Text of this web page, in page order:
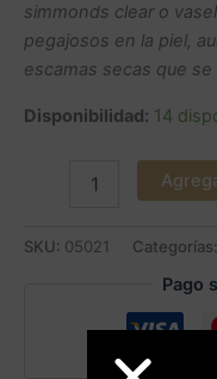
simmonds clear o
pegajosos en la piel,
escamas secas que
Disponibilidad: 14
SKU: 05021 Categorías:
Pago